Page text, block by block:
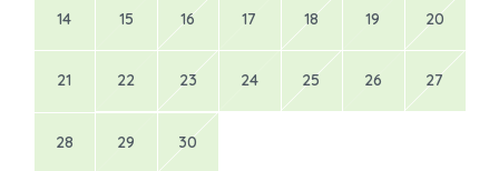
14 15 16 17 18 19 20
21 22 23 24 25 26 27
28 29 30